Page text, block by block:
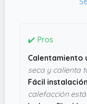
800x500 mm
toallas se sequen
Además, al
solo calienta las
cocina donde
esas molestas
✔️ Pros
Calentamiento
seca y calienta
Fácil
calefacción